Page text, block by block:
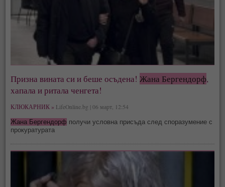
Призна вината си и беше осъдена!Жана Бергендорф,
хапала и ритала ченгета!
КЛЮКАРНИК » LifeOnline.bg | 06 март, 12:54
Жана Бергендорф получи условна присъда след споразумение с
прокуратурата